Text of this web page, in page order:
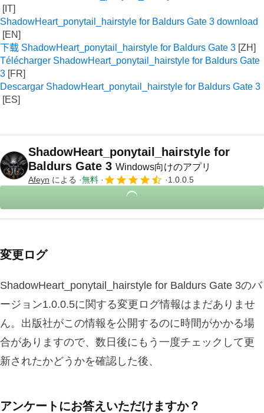
ShadowHeart_ponytail_hairstyle for Baldurs Gate 3 download
下载 ShadowHeart_ponytail_hairstyle for Baldurs Gate 3
Télécharger ShadowHeart_ponytail_hairstyle for Baldurs Gate
3
Descargar ShadowHeart_ponytail_hairstyle for Baldurs Gate 3
ShadowHeart_ponytail_hairstyle for
Baldurs Gate 3 Windows向けのアプリ
Afeyn による 無料 1.0.0.5
変更ログ
ShadowHeart_ponytail_hairstyle for Baldurs Gate 3のバ
ージョン1.0.0.5に関する変更ログ情報はまだありませ
ん。出版社がこの情報を公開するのに時間がかかる場
合がありますので、数日後にもう一度チェックして更
新されたかどうかを確認した後、
アンケートにお答えいただけますか？